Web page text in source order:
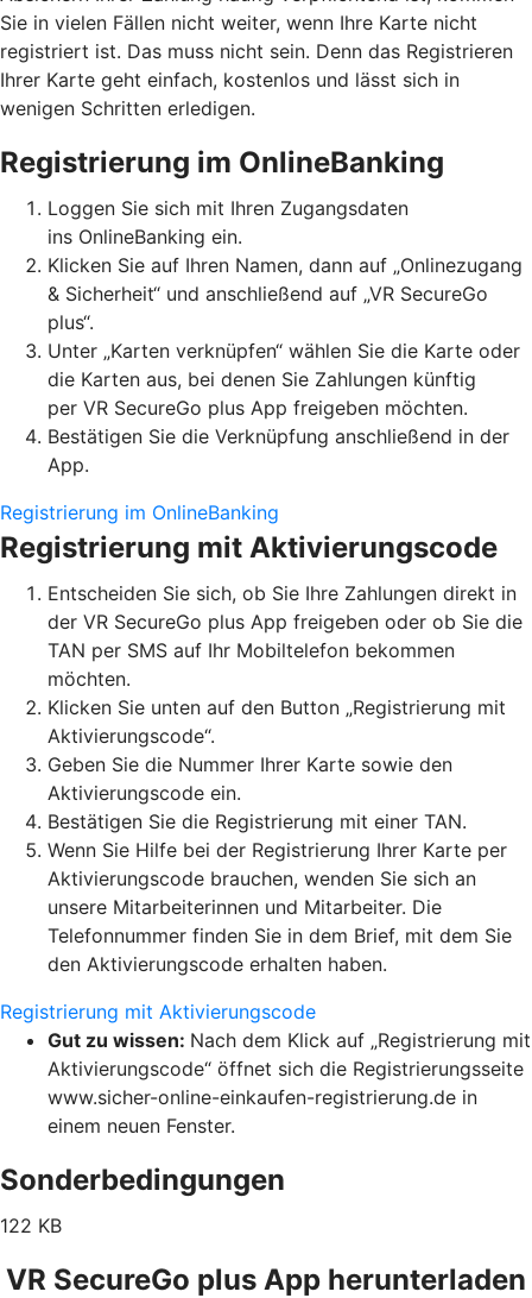
Sie in vielen Fällen nicht weiter, wenn Ihre Karte nicht
registriert ist. Das muss nicht sein. Denn das Registrieren
Ihrer Karte geht einfach, kostenlos und lässt sich in
wenigen Schritten erledigen.
Registrierung im OnlineBanking
Loggen Sie sich mit Ihren Zugangsdaten
ins OnlineBanking ein.
Klicken Sie auf Ihren Namen, dann auf „Onlinezugang
& Sicherheit“ und anschließend auf „VR SecureGo
plus“.
Unter „Karten verknüpfen“ wählen Sie die Karte oder
die Karten aus, bei denen Sie Zahlungen künftig
per VR SecureGo plus App freigeben möchten.
Bestätigen Sie die Verknüpfung anschließend in der
App.
Registrierung im OnlineBanking
Registrierung mit Aktivierungscode
Entscheiden Sie sich, ob Sie Ihre Zahlungen direkt in
der VR SecureGo plus App freigeben oder ob Sie die
TAN per SMS auf Ihr Mobiltelefon bekommen
möchten.
Klicken Sie unten auf den Button „Registrierung mit
Aktivierungscode“.
Geben Sie die Nummer Ihrer Karte sowie den
Aktivierungscode ein.
Bestätigen Sie die Registrierung mit einer TAN.
Wenn Sie Hilfe bei der Registrierung Ihrer Karte per
Aktivierungscode brauchen, wenden Sie sich an
unsere Mitarbeiterinnen und Mitarbeiter. Die
Telefonnummer finden Sie in dem Brief, mit dem Sie
den Aktivierungscode erhalten haben.
Registrierung mit Aktivierungscode
Gut zu wissen: Nach dem Klick auf „Registrierung mit
Aktivierungscode“ öffnet sich die Registrierungsseite
www.sicher-online-einkaufen-registrierung.de in
einem neuen Fenster.
Sonderbedingungen
122 KB
VR SecureGo plus App herunterladen